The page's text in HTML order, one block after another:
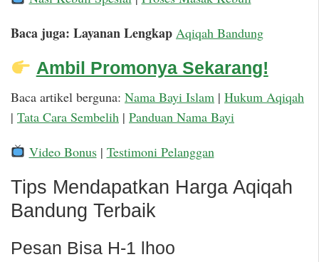
Baca juga: Layanan Lengkap Aqiqah Bandung
Ambil Promonya Sekarang!
Baca artikel berguna: Nama Bayi Islam | Hukum Aqiqah
| Tata Cara Sembelih | Panduan Nama Bayi
Video Bonus| Testimoni Pelanggan
Tips Mendapatkan Harga Aqiqah
Bandung Terbaik
Pesan Bisa H-1 lhoo